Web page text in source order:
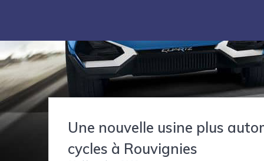
Une nouvelle usine plus
cycles à Rouvignies